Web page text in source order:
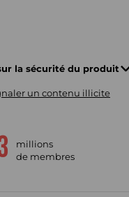
la sécurité du produit
un contenu illicite
millions
de membres